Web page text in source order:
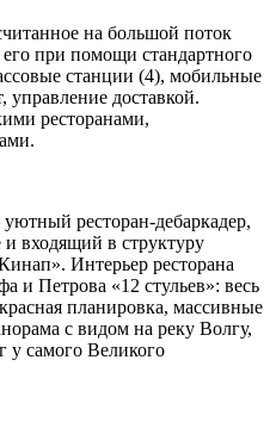
на большой поток
при помощи стандартного
станции (4), мобильные
управление доставкой.
ресторанами,
ресторан-дебаркадер,
входящий в структуру
Интерьер ресторана
и Петрова «12 стульев»: весь
планировка, массивные
с видом на реку Волгу,
у самого Великого